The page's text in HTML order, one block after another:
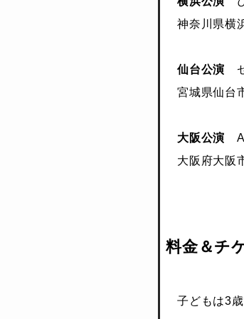
神奈川県横
仙台公演
宮城県仙台
大阪公演
大阪府大阪
料金＆チ
子どもは3